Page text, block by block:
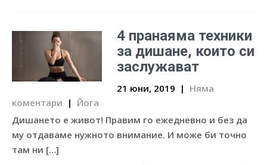
4 пранаяма техники
за дишане, които си
заслужават
21 юни, 2019 | Няма
коментари | Йога
Дишането е живот! Правим го ежедневно и без да
му отдаваме нужното внимание. И може би точно
там ни […]